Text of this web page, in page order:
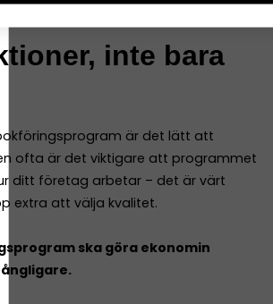
inte bara
är det lätt att
ofta är det viktigare att programmet
ditt företag arbetar – det är värt
extra att välja kvalitet.
ska göra ekonomin